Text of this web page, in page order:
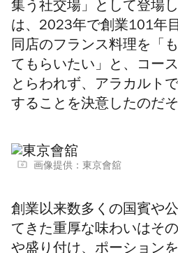
集う社交場」として登場
は、2023年で創業101年
同店のフランス料理を「
てもらいたい」と、コー
とらわれず、アラカルト
することを決意したのだそ
画像提供：東京會舘
創業以来数多くの国賓や
てきた重厚な味わいはそ
や盛り付け、ポーション